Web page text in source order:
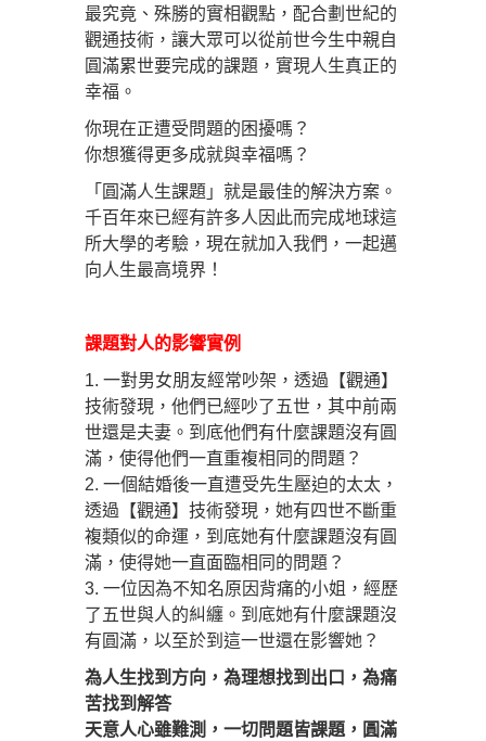
最究竟、殊勝的實相觀點，配合劃世紀的
觀通技術，讓大眾可以從前世今生中親自
圓滿累世要完成的課題，實現人生真正的
幸福。
你現在正遭受問題的困擾嗎？
你想獲得更多成就與幸福嗎？
「圓滿人生課題」就是最佳的解決方案。
千百年來已經有許多人因此而完成地球這
所大學的考驗，現在就加入我們，一起邁
向人生最高境界！
課題對人的影響實例
1. 一對男女朋友經常吵架，透過【觀通】
技術發現，他們已經吵了五世，其中前兩
世還是夫妻。到底他們有什麼課題沒有圓
滿，使得他們一直重複相同的問題？
2. 一個結婚後一直遭受先生壓迫的太太，
透過【觀通】技術發現，她有四世不斷重
複類似的命運，到底她有什麼課題沒有圓
滿，使得她一直面臨相同的問題？
3. 一位因為不知名原因背痛的小姐，經歷
了五世與人的糾纏。到底她有什麼課題沒
有圓滿，以至於到這一世還在影響她？
為人生找到方向，為理想找到出口，為痛
苦找到解答
天意人心雖難測，一切問題皆課題，圓滿